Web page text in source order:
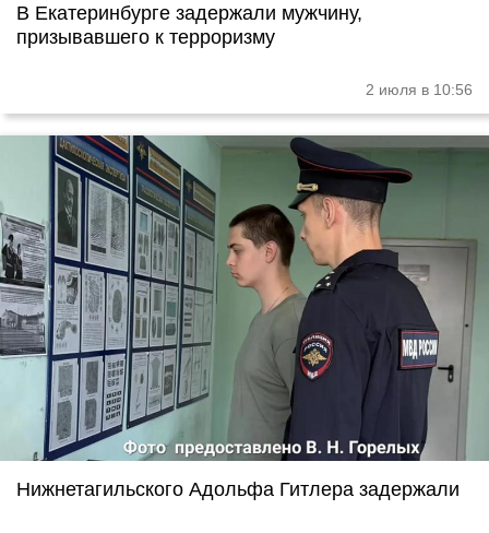
В Екатеринбурге задержали мужчину,
призывавшего к терроризму
2 июля в 10:56
Нижнетагильского Адольфа Гитлера задержали